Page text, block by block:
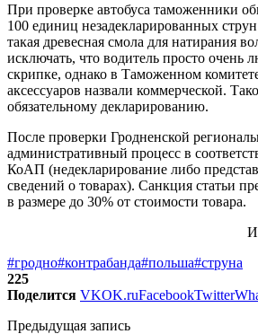
При проверке автобуса таможенники
100 единиц незадекларированных
такая древесная смола для натирания
исключать, что водитель просто очень
скрипке, однако в Таможенном
аксессуаров назвали коммерческой.
обязательному декларированию.
После проверки Гродненской
административный процесс в
КоАП (недекларирование либо
сведений о товарах). Санкция статьи
в размере до 30% от стоимости товара.
#гродно#контрабанда#польша#струна
225
Поделится VKOK.ruFacebookTwitter
Предыдущая запись